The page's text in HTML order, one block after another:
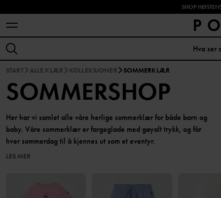
SHOP
START ALLE KLÆR KOLLEKSJONER SOMMERKLÆR
SOMMERSHOP
Her har vi samlet alle våre herlige sommerklær for både barn og
baby. Våre sommerklær er fargeglade med gøyalt trykk, og får
hver sommerdag til å kjennes ut som et eventyr.
LES MER